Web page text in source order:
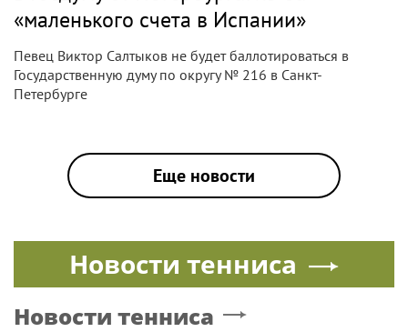
«маленького счета в Испании»
Певец Виктор Салтыков не будет баллотироваться в
Государственную думу по округу № 216 в Санкт-
Петербурге
Еще новости
Новости тенниса
Новости тенниса